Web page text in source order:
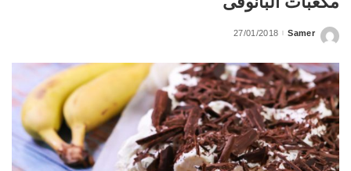
Posted
Samer
27/01/2018